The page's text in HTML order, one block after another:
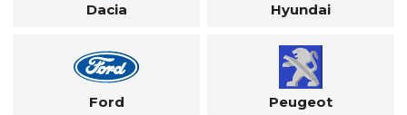
Dacia Hyundai
Ford Peugeot